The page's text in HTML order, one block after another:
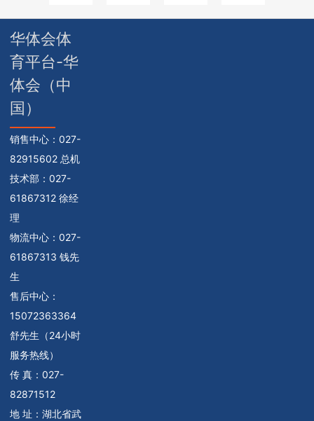
华体会体
育平台-华
体会（中
国）
销售中心： 027-
82915602 总机
技术部： 027-
61867312 徐经
理
物流中心： 027-
61867313 钱先
生
售后中心：
15072363364
舒先生（24小时
服务热线）
传 真：027-
82871512
地 址：湖北省武